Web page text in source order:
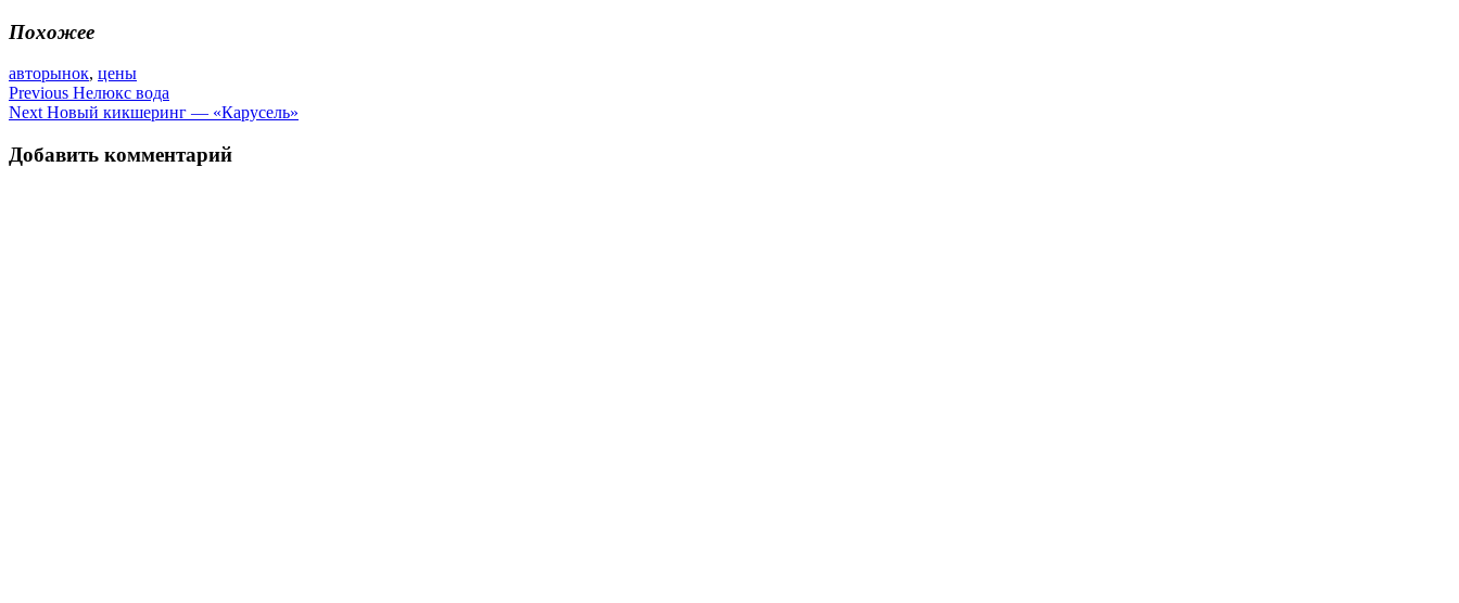
Похожее
авторынок, цены
Навигация
по
записям
Previous Нелюкс вода
Next Новый кикшеринг — «Карусель»
Добавить комментарий